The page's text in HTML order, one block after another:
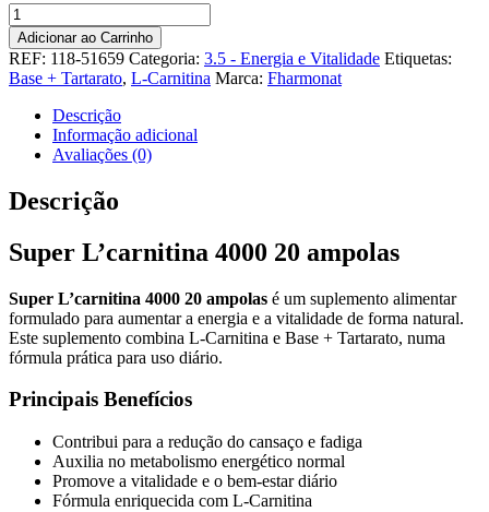
Quantidade
de
Super
L’carnitina
4000
ampolas
Adicionar ao Carrinho
REF: 118-51659 Categoria: 3.5 - Energia e Vitalidade Etiquetas:
Base + Tartarato, L-Carnitina Marca: Fharmonat
Descrição
Informação adicional
Avaliações (0)
Descrição
Super L’carnitina 4000 20 ampolas
Super L’carnitina 4000 20 ampolas é um suplemento alimentar
formulado para aumentar a energia e a vitalidade de forma natural.
Este suplemento combina L-Carnitina e Base + Tartarato, numa
fórmula prática para uso diário.
Principais Benefícios
Contribui para a redução do cansaço e fadiga
Auxilia no metabolismo energético normal
Promove a vitalidade e o bem-estar diário
Fórmula enriquecida com L-Carnitina